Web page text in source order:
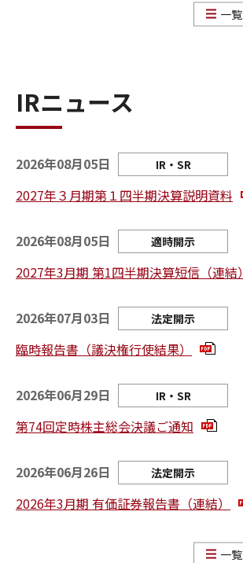
一覧
IRニュース
2026年08月05日 IR・SR
2027年３月期第１四半期決算説明資料
2026年08月05日 適時開示
2027年3月期 第1四半期決算短信（連結）
2026年07月03日 法定開示
臨時報告書（議決権行使結果）
2026年06月29日 IR・SR
第74回定時株主総会決議ご通知
2026年06月26日 法定開示
2026年3月期 有価証券報告書（連結）
一覧